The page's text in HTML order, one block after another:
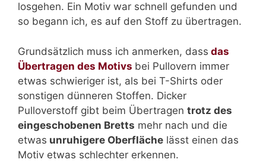
losgehen. Ein Motiv war schnell gefunden und
so begann ich, es auf den Stoff zu übertragen.
Grundsätzlich muss ich anmerken, dass das
Übertragen des Motivs bei Pullovern immer
etwas schwieriger ist, als bei T-Shirts oder
sonstigen dünneren Stoffen. Dicker
Pulloverstoff gibt beim Übertragen trotz des
eingeschobenen Bretts mehr nach und die
etwas unruhigere Oberfläche lässt einen das
Motiv etwas schlechter erkennen.